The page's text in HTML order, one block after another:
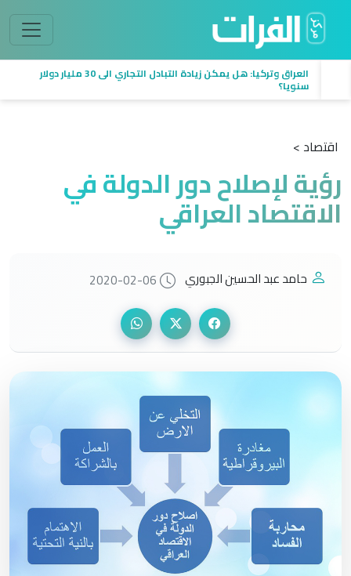
العراق وتركيا: هل يمكن زيادة التبادل التجاري الى 30 مليار دولار
سنويا؟
اقتصاد >
رؤية لإصلاح دور الدولة في
الاقتصاد العراقي
حامد عبد الحسين الجبوري 2020-02-06